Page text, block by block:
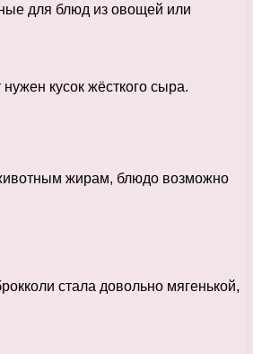
для блюд из овощей или
кусок жёсткого сыра.
жирам, блюдо возможно
стала довольно мягенькой,